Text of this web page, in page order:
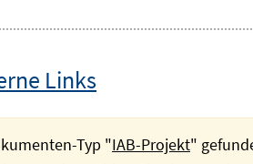
Links
Typ "IAB-Projekt"